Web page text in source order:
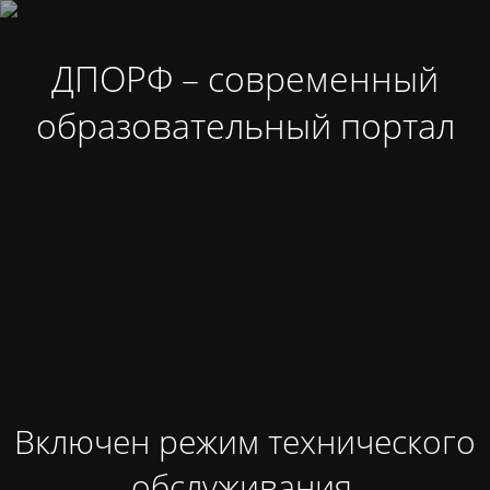
ДПОРФ – современный
образовательный портал
Включен режим технического